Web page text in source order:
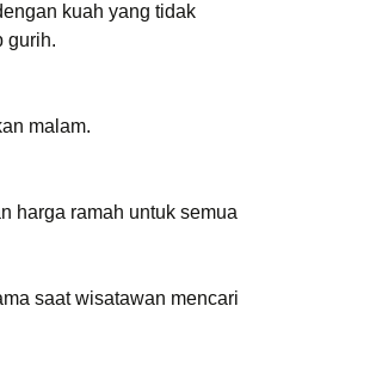
kuah yang tidak
gurih.
malam.
harga ramah untuk semua
saat wisatawan mencari